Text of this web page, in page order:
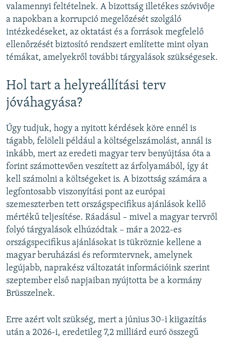
valamennyi feltételnek. A bizottság illetékes szóvivője
a napokban a korrupció megelőzését szolgáló
intézkedéseket, az oktatást és a források megfelelő
ellenőrzését biztosító rendszert említette mint olyan
témákat, amelyekről további tárgyalások szükségesek.
Hol tart a helyreállítási terv
jóváhagyása?
Úgy tudjuk, hogy a nyitott kérdések köre ennél is
tágabb, felöleli például a költségelszámolást, annál is
inkább, mert az eredeti magyar terv benyújtása óta a
forint számottevően veszített az árfolyamából, így át
kell számolni a költségeket is. A bizottság számára a
legfontosabb viszonyítási pont az európai
szemeszterben tett országspecifikus ajánlások kellő
mértékű teljesítése. Ráadásul – mivel a magyar tervről
folyó tárgyalások elhúzódtak – már a 2022-es
országspecifikus ajánlásokat is tükröznie kellene a
magyar beruházási és reformtervnek, amelynek
legújabb, naprakész változatát információink szerint
szeptember első napjaiban nyújtotta be a kormány
Brüsszelnek.
Erre azért volt szükség, mert a június 30-i kiigazítás
után a 2026-i, eredetileg 7,2 milliárd euró összegű